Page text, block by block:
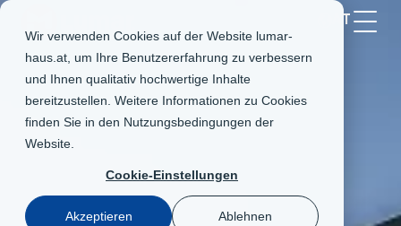
Wir verwenden Cookies auf der Website lumar-
haus.at, um Ihre Benutzererfahrung zu verbessern
und Ihnen qualitativ hochwertige Inhalte
bereitzustellen. Weitere Informationen zu Cookies
finden Sie in den Nutzungsbedingungen der
Website
Cookie-Einstellungen
Akzeptieren Ablehnen